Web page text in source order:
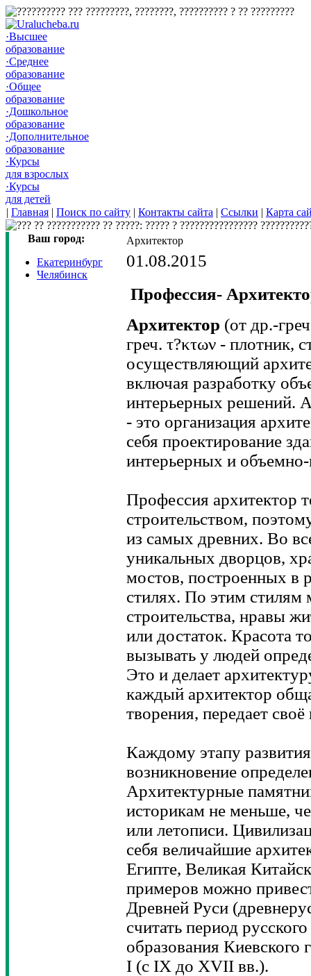
·Высшее
образование
·Среднее
образование
·Общее
образование
·Дошкольное
образование
·Дополнительное
образование
·Курсы
для взрослых
·Курсы
для детей
| Главная | Поиск по сайту | Контакты сайта | Ссылки | Карта
Ваш город:
Екатеринбург
Челябинск
Архитектор
01.08.2015
Профессия-
Архитектор (от др.-
греч. τ?κτων - плотник,
осуществляющий
включая разработку
интерьерных решений.
- это организация
себя проектирование
интерьерных и
Профессия архитектор
строительством,
из самых древних. Во
уникальных дворцов,
мостов, построенных в
стилях. По этим
строительства, нравы
или достаток. Красота
вызывать у людей
Это и делает
каждый архитектор
творения, передает
Каждому этапу
возникновение
Архитектурные
историкам не меньше,
или летописи.
себя величайшие
Египте, Великая
примеров можно
Древней Руси
считать период
образования Киевского
I (с IX до XVII вв.).